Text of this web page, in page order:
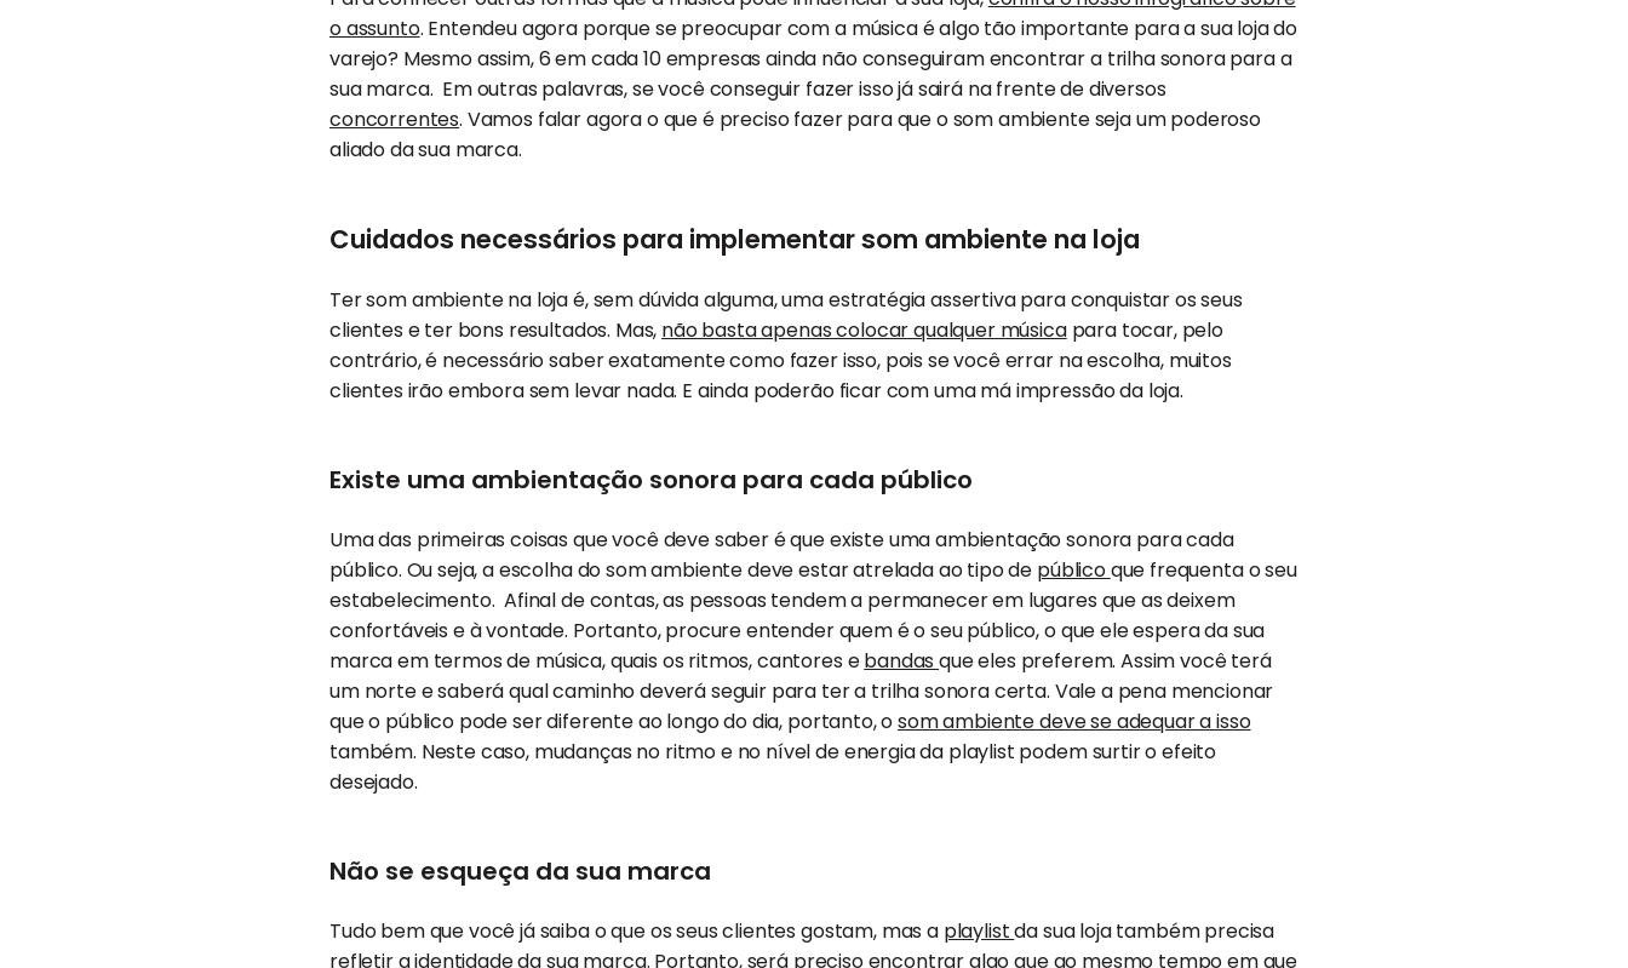
o assunto. Entendeu agora porque se preocupar com a música é algo tão importante para a sua loja do
varejo? Mesmo assim, 6 em cada 10 empresas ainda não conseguiram encontrar a trilha sonora para a
sua marca. Em outras palavras, se você conseguir fazer isso já sairá na frente de diversos
concorrentes. Vamos falar agora o que é preciso fazer para que o som ambiente seja um poderoso
aliado da sua marca.
Cuidados necessários para implementar som ambiente na loja
Ter som ambiente na loja é, sem dúvida alguma, uma estratégia assertiva para conquistar os seus
clientes e ter bons resultados. Mas, não basta apenas colocar qualquer músicapara tocar, pelo
contrário, é necessário saber exatamente como fazer isso, pois se você errar na escolha, muitos
clientes irão embora sem levar nada. E ainda poderão ficar com uma má impressão da loja.
Existe uma ambientação sonora para cada público
Uma das primeiras coisas que você deve saber é que existe uma ambientação sonora para cada
público. Ou seja, a escolha do som ambiente deve estar atrelada ao tipo de públicoque frequenta o seu
estabelecimento. Afinal de contas, as pessoas tendem a permanecer em lugares que as deixem
confortáveis e à vontade. Portanto, procure entender quem é o seu público, o que ele espera da sua
marca em termos de música, quais os ritmos, cantores ebandasque eles preferem. Assim você terá
um norte e saberá qual caminho deverá seguir para ter a trilha sonora certa. Vale a pena mencionar
que o público pode ser diferente ao longo do dia, portanto, osom ambiente deve se adequar a isso
também. Neste caso, mudanças no ritmo e no nível de energia da playlist podem surtir o efeito
desejado.
Não se esqueça da sua marca
Tudo bem que você já saiba o que os seus clientes gostam, mas a playlistda sua loja também precisa
refletir a identidade da sua marca. Portanto, será preciso encontrar algo que ao mesmo tempo em que